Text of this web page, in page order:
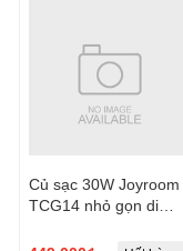
1. TÍNH NĂNG SẢN
BT 5.3, đường
Củ sạc 30W Joyroom
TCG14 nhỏ gọn di